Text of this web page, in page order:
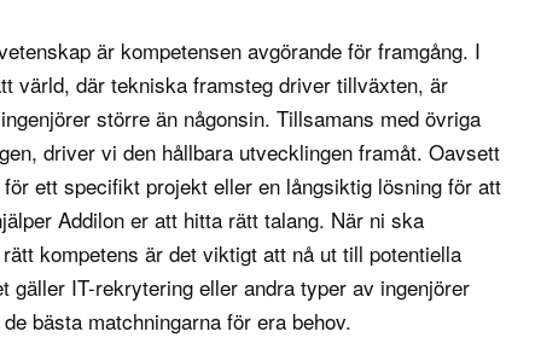
att de
minska energi-
och
och avfall
att
är
optimerar flödet
är kompetensen avgörande för framgång. I
värld, där tekniska framsteg driver tillväxten, är
större än någonsin. Tillsamans med övriga
, driver vi den hållbara utvecklingen framåt. Oavsett
ett specifikt projekt eller en långsiktig lösning för att
Addilon er att hitta rätt talang. När ni ska
kompetens är det viktigt att nå ut till potentiella
gäller IT-rekrytering eller andra typer av ingenjörer
bästa matchningarna för era behov.